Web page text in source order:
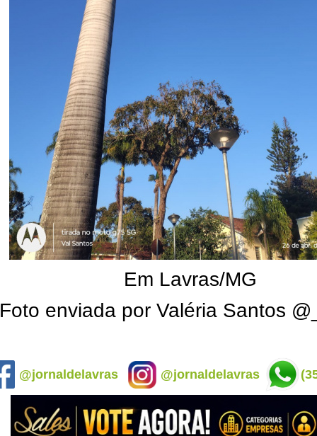
Em Lavras/MG
Foto enviada por Valéria Santos
@jornaldelavras @jornaldelavras